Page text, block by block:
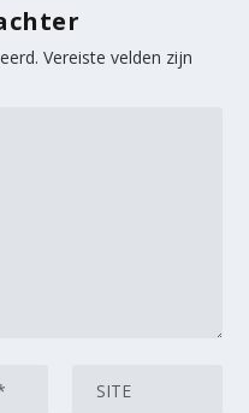
Vereiste velden zijn